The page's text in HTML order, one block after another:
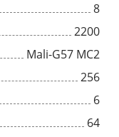
8
2200
Mali-G57 MC2
256
6
64